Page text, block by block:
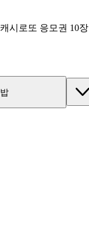
시로또 응모권 10장